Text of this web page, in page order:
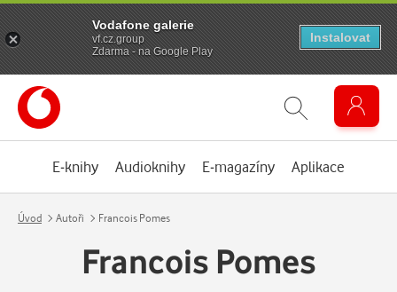
E-knihy Audioknihy E-magazíny Aplikace
Úvod Autoři Francois Pomes
Francois Pomes
Vodafone galerie
vf.cz.group
Zdarma - na Google Play
Instalovat